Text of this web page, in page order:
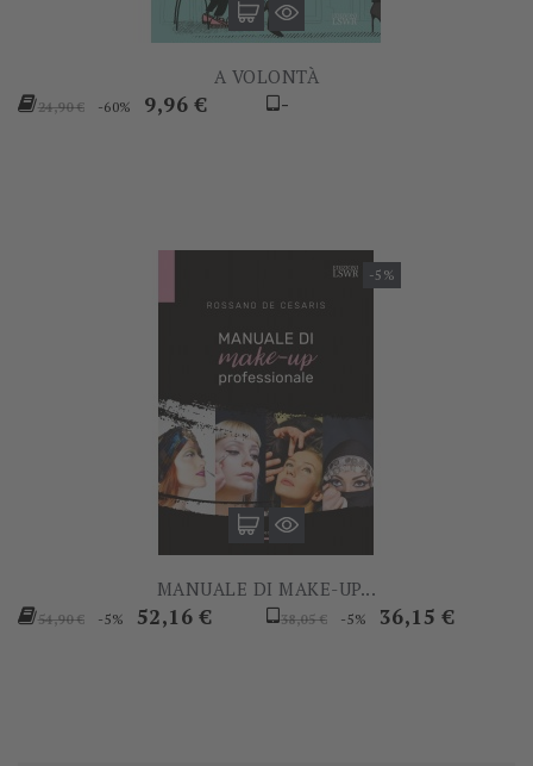
A VOLONTÀ
Prezzo
24,90 € -60% Prezzo
9,96 € -
-5%
MANUALE DI MAKE-UP...
Prezzo
54,90 € -5% Prezzo
52,16 €
Prezzo
38,05 € -5% Prezzo
36,15 €